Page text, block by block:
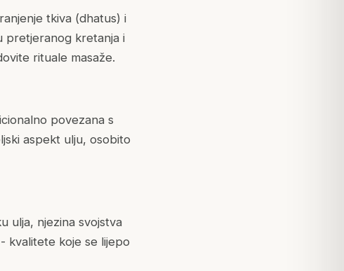
tkiva (dhatus) i
pretjeranog kretanja i
rituale masaže.
povezana s
aspekt ulju, osobito
ulja, njezina svojstva
kvalitete koje se lijepo